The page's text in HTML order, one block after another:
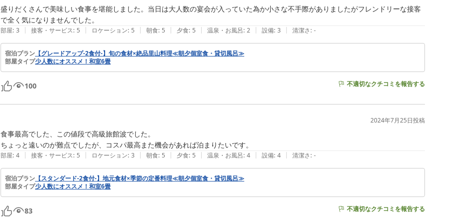
盛りだくさんで美味しい食事を堪能しました。当日は大人数の宴会が入っていた為か小さな不手際がありましたがフレンドリーな接客
で全く気になりませんでした。
部屋: 3 | 接客・サービス: 5 | ロケーション: 5 | 朝食: 5 | 夕食: 5 | 温泉・お風呂: 2 | 設備: 3 | 清潔さ: -
宿泊プラン 【グレードアップ-2食付-】旬の食材×絶品里山料理≪朝夕個室食・貸切風呂≫
部屋タイプ少人数にオススメ！和室6畳
100 不適切なクチコミを報告する
2024年7月25日投稿
食事最高でした、この値段で高級旅館波でした。
部屋: 4 | 接客・サービス: 5 | ロケーション: 3 | 朝食: 5 | 夕食: 5 | 温泉・お風呂: 4 | 設備: 4 | 清潔さ: -
宿泊プラン 【スタンダード-2食付-】地元食材×季節の定番料理≪朝夕個室食・貸切風呂≫
部屋タイプ少人数にオススメ！和室6畳
83 不適切なクチコミを報告する